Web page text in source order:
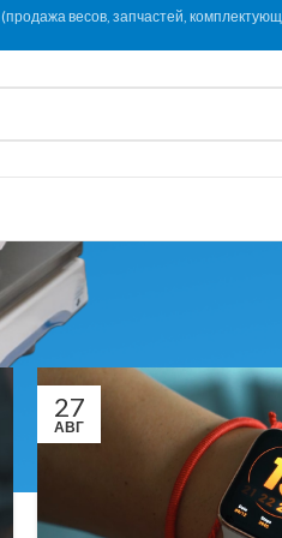
(продажа весов, запчастей,
27
АВГ